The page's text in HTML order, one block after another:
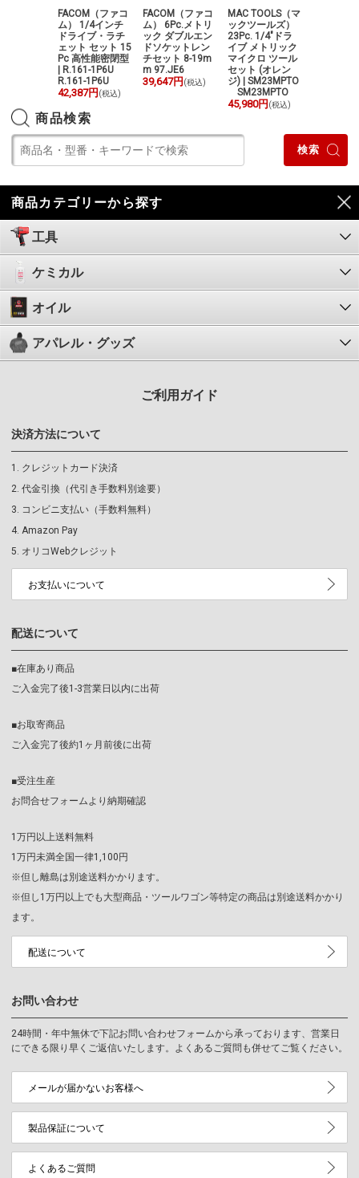
FACOM（ファコ
ム） 1/4インチ
ドライブ・ラチ
ェット セット 15
Pc 高性能密閉型
| R.161-1P6U
R.161-1P6U
42,387円 (税込)
FACOM（ファコ
ム） 6Pc.メトリ
ック ダブルエン
ドソケットレン
チセット 8-19m
m 97.JE6
39,647円 (税込)
MAC TOOLS（マ
ックツールズ）
23Pc. 1/4"ドラ
イブ メトリック
マイクロ ツール
セット (オレン
ジ) | SM23MPTO
SM23MPTO
45,980円 (税込)
商品検索
商品カテゴリーから探す
工具
ケミカル
オイル
アパレル・グッズ
ご利用ガイド
決済方法について
クレジットカード決済
代金引換（代引き手数料別途要）
コンビニ支払い（手数料無料）
Amazon Pay
オリコWebクレジット
お支払いについて
配送について
■在庫あり商品
ご入金完了後1-3営業日以内に出荷
■お取寄商品
ご入金完了後約1ヶ月前後に出荷
■受注生産
お問合せフォームより納期確認
1万円以上送料無料
1万円未満全国一律1,100円
※但し離島は別途送料かかります。
※但し1万円以上でも大型商品・ツールワゴン等特定の商品は別途送料かかり
ます。
配送について
お問い合わせ
24時間・年中無休で下記お問い合わせフォームから承っております、営業日
にできる限り早くご返信いたします。よくあるご質問も併せてご覧ください。
メールが届かないお客様へ
製品保証について
よくあるご質問